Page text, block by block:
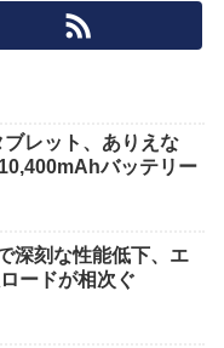
レット、ありえな
バッテリー
深刻な性能低下、エ
ードが相次ぐ